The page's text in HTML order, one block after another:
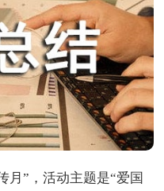
”，活动主题是“爱国